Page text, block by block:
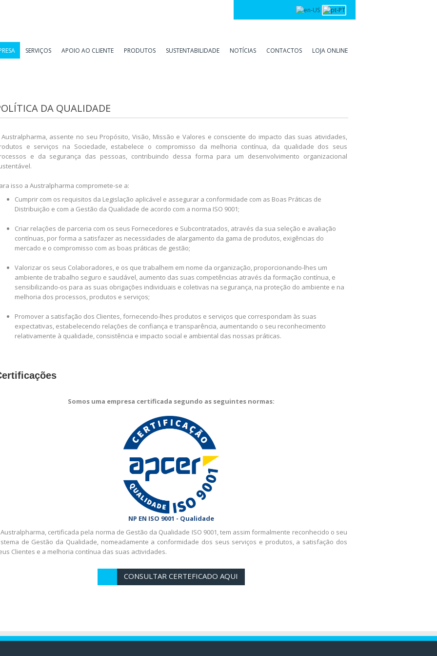
SERVIÇOS APOIO AO CLIENTE PRODUTOS SUSTENTABILIDADE NOTÍCIAS CONTACTOS LOJA ONLINE
DA QUALIDADE
Australpharma, assente no seu Propósito, Visão, Missão e Valores e consciente do impacto das suas atividades,
e serviços na Sociedade, estabelece o compromisso da melhoria contínua, da qualidade dos seus
e da segurança das pessoas, contribuindo dessa forma para um desenvolvimento organizacional
isso a Australpharma compromete-se a:
Cumprir com os requisitos da Legislação aplicável e assegurar a conformidade com as Boas Práticas de
Distribuição e com a Gestão da Qualidade de acordo com a norma ISO 9001;
Criar relações de parceria com os seus Fornecedores e Subcontratados, através da sua seleção e avaliação
contínuas, por forma a satisfazer as necessidades de alargamento da gama de produtos, exigências do
mercado e o compromisso com as boas práticas de gestão;
Valorizar os seus Colaboradores, e os que trabalhem em nome da organização, proporcionando-lhes um
ambiente de trabalho seguro e saudável, aumento das suas competências através da formação contínua, e
sensibilizando-os para as suas obrigações individuais e coletivas na segurança, na proteção do ambiente e na
melhoria dos processos, produtos e serviços;
Promover a satisfação dos Clientes, fornecendo-lhes produtos e serviços que correspondam às suas
expectativas, estabelecendo relações de confiança e transparência, aumentando o seu reconhecimento
relativamente à qualidade, consistência e impacto social e ambiental das nossas práticas.
Somos uma empresa certificada segundo as seguintes normas:
NP EN ISO 9001 - Qualidade
certificada pela norma de Gestão da Qualidade ISO 9001, tem assim formalmente reconhecido o seu
de Gestão da Qualidade, nomeadamente a conformidade dos seus serviços e produtos, a satisfação dos
Clientes e a melhoria contínua das suas actividades.
CONSULTAR CERTEFICADO AQUI